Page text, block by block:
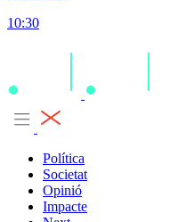
10:30
Política
Societat
Opinió
Impacte